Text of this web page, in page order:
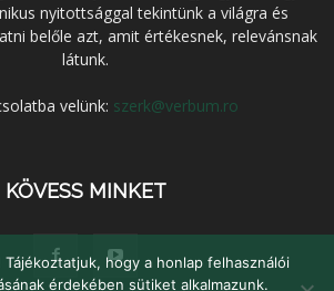
nyitottsággal tekintünk a világra és
belőle azt, amit értékesnek, relevánsnak
látunk.
velünk: szerk@verbum.ro
KÖVESS MINKET
Tájékoztatjuk, hogy a honlap felhasználói
érdekében sütiket alkalmazunk.